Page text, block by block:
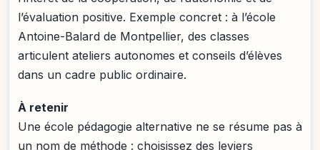
l’évaluation positive. Exemple concret : à l’école
Antoine-Balard de Montpellier, des classes
articulent ateliers autonomes et conseils d’élèves
dans un cadre public ordinaire.
À retenir
Une école pédagogie alternative ne se résume pas à
un nom de méthode : choisissez des leviers